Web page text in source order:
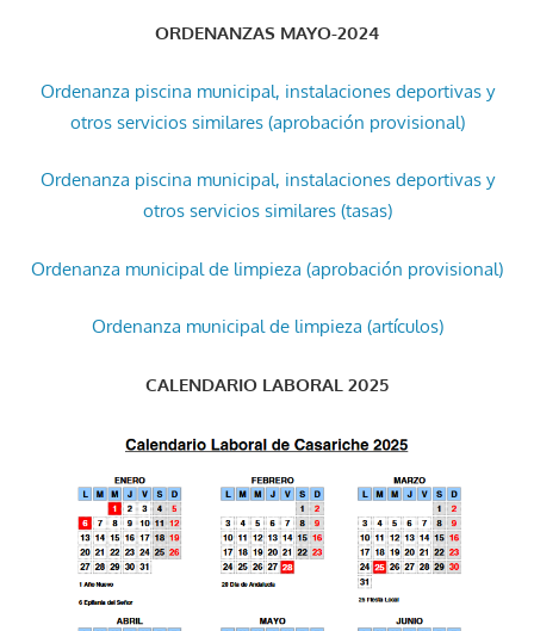
ORDENANZAS MAYO-2024
Ordenanza piscina municipal, instalaciones deportivas y
otros servicios similares (aprobación provisional)
Ordenanza piscina municipal, instalaciones deportivas y
otros servicios similares (tasas)
Ordenanza municipal de limpieza (aprobación provisional)
Ordenanza municipal de limpieza (artículos)
CALENDARIO LABORAL 2025